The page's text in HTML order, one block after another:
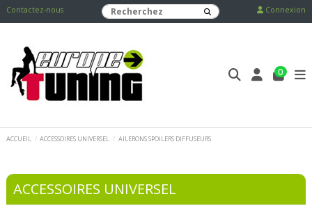
Contactez-nous Connexion
0
ACCUEIL ACCESSOIRES UNIVERSEL AILERONS SPOILERS DIFFUSEURS
ACCESSOIRES UNIVERSEL